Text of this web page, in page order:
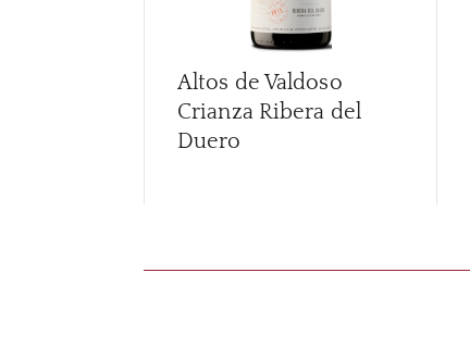
Altos de Valdoso
Crianza Ribera del
Duero